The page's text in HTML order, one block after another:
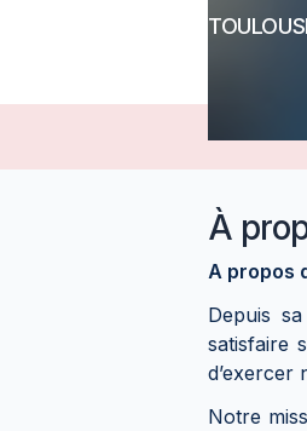
À
A propos
Depuis
satisfaire
d’exercer
Notre